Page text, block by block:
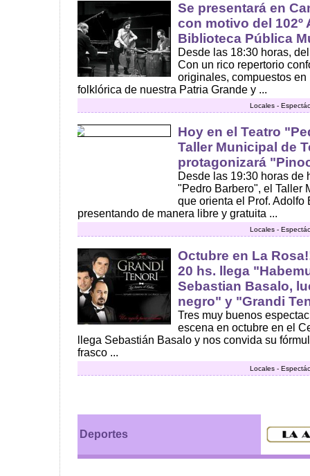
Se presentará en
con motivo del 102º
Biblioteca Pública
Desde las 18:30 horas,
Con un rico repertorio
originales, compuestos
folklórica de nuestra Patria Grande y ...
Locales -
Hoy en el Teatro
Taller Municipal de
protagonizará
Desde las 19:30 horas de
"Pedro Barbero", el Taller
que orienta el Prof. Adolfo
presentando de manera libre y gratuita ...
Locales -
Octubre en La
20 hs. llega
Sebastian Basalo,
negro" y "Grandi
Tres muy buenos
escena en octubre en el
llega Sebastián Basalo y nos convida su
frasco ...
Locales -
Deportes